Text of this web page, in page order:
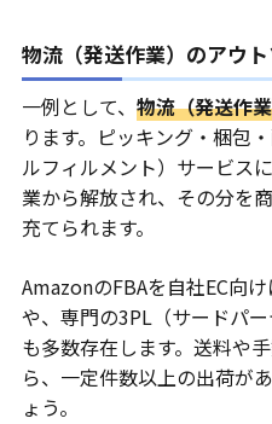
物流（発送作業）のアウ
一例として、物流（発送作
ります。ピッキング・梱包
ルフィルメント）サービス
業から解放され、その分を
充てられます。
AmazonのFBAを自社EC向
や、専門の3PL（サードパ
も多数存在します。送料や
ら、一定件数以上の出荷が
ょう。